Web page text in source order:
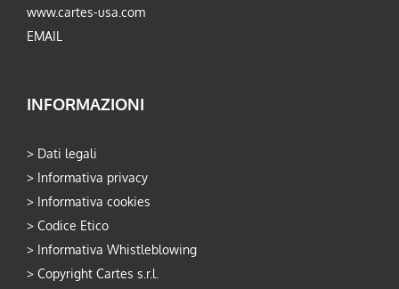
www.cartes-usa.com
EMAIL
INFORMAZIONI
> Dati legali
> Informativa privacy
> Informativa cookies
> Codice Etico
> Informativa Whistleblowing
> Copyright Cartes s.r.l.